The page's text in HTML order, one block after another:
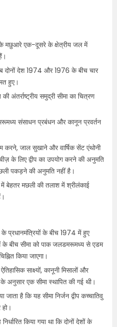
मछुआरे एक-दूसरे के क्षेत्रीय जल में
दोनों देश 1974 और 1976 के बीच चार
हुए।
अंतर्राष्ट्रीय समुद्री सीमा का चित्रण
संसाधन प्रबंधन और कानून प्रवर्तन
करने, जाल सुखाने और वार्षिक सेंट एंथोनी
के लिए द्वीप का उपयोग करने की अनुमति
पकड़ने की अनुमति नहीं है।
बेहतर मछली की तलाश में श्रीलंकाई
प्रधानमंत्रियों के बीच 1974 में हुए
के बीच सीमा को पाक जलडमरूमध्य से एडम
किया जाएगा।
साक्ष्यों, कानूनी मिसालों और
के अनुसार एक सीमा स्थापित की गई थी।
है कि यह सीमा निर्जन द्वीप कच्चातिवु
किया गया था कि दोनों देशों के